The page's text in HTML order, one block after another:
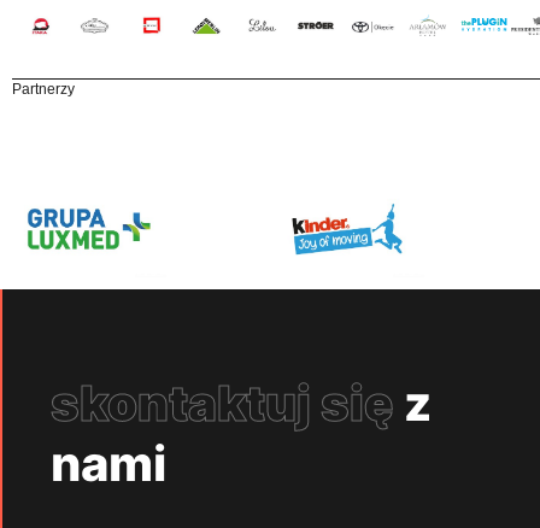
Partnerzy
skontaktuj się z
nami